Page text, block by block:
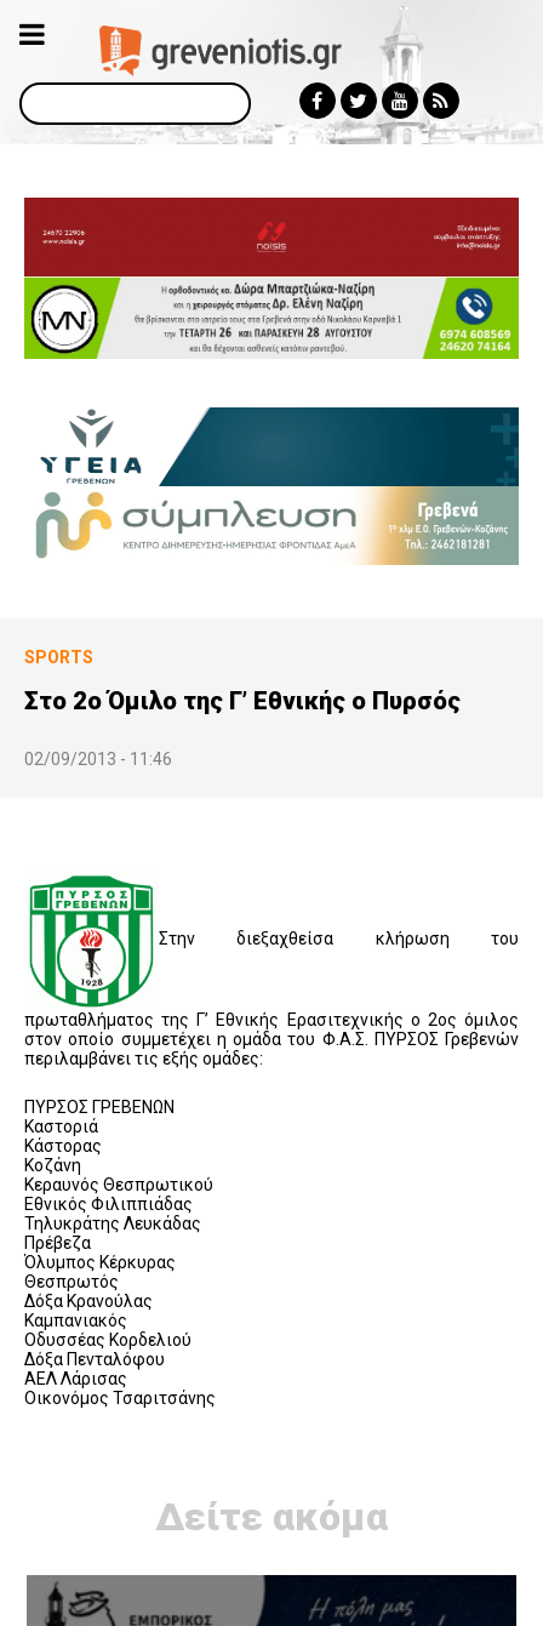
Αναζήτηση
SPORTS
Στο 2ο Όμιλο της Γ’ Εθνικής ο Πυρσός
02/09/2013 - 11:46
Στην διεξαχθείσα κλήρωση του
πρωταθλήματος της Γ’ Εθνικής Ερασιτεχνικής o 2ος όμιλος
στον οποίο συμμετέχει η ομάδα του Φ.Α.Σ. ΠΥΡΣΟΣ Γρεβενών
περιλαμβάνει τις εξής ομάδες:
ΠΥΡΣΟΣ ΓΡΕΒΕΝΩΝ
Καστοριά
Κάστορας
Κοζάνη
Κεραυνός Θεσπρωτικού
Εθνικός Φιλιππιάδας
Τηλυκράτης Λευκάδας
Πρέβεζα
Όλυμπος Κέρκυρας
Θεσπρωτός
Δόξα Κρανούλας
Καμπανιακός
Οδυσσέας Κορδελιού
Δόξα Πενταλόφου
ΑΕΛ Λάρισας
Οικονόμος Τσαριτσάνης
Δείτε ακόμα